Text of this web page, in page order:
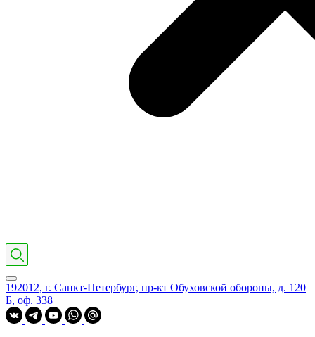
192012, г. Санкт-Петербург, пр-кт Обуховской обороны, д. 120
Б, оф. 338